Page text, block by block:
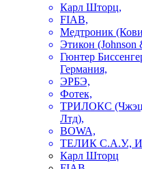
Карл Шторц,
FIAB,
Медтроник
Этикон (Johnson
Гюнтер
Германия,
ЭРБЭ,
Фотек,
ТРИЛОКС
Лтд),
BOWA,
ТЕЛИК С.А.У.,
Карл Шторц